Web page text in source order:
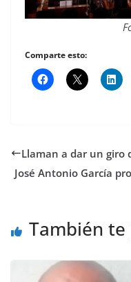
Comparte esto:
Llaman a dar un giro
José Antonio García
También